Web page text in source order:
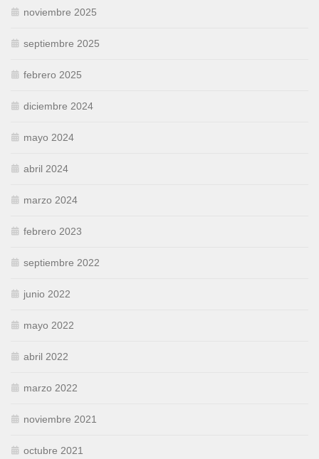
noviembre 2025
septiembre 2025
febrero 2025
diciembre 2024
mayo 2024
abril 2024
marzo 2024
febrero 2023
septiembre 2022
junio 2022
mayo 2022
abril 2022
marzo 2022
noviembre 2021
octubre 2021